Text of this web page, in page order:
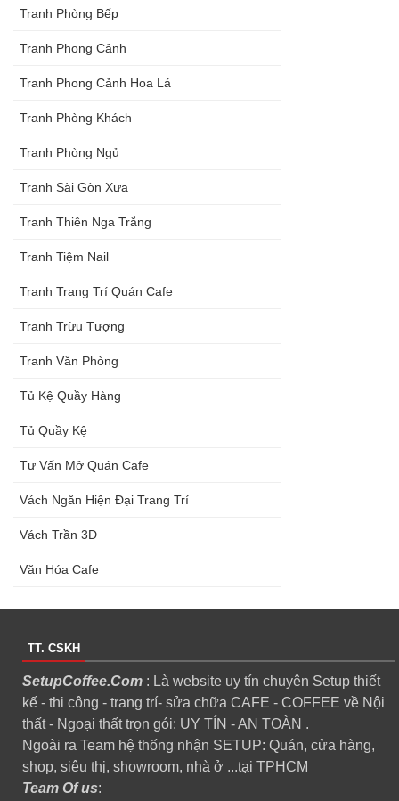
Tranh Phòng Bếp
Tranh Phong Cảnh
Tranh Phong Cảnh Hoa Lá
Tranh Phòng Khách
Tranh Phòng Ngủ
Tranh Sài Gòn Xưa
Tranh Thiên Nga Trắng
Tranh Tiệm Nail
Tranh Trang Trí Quán Cafe
Tranh Trừu Tượng
Tranh Văn Phòng
Tủ Kệ Quầy Hàng
Tủ Quầy Kệ
Tư Vấn Mở Quán Cafe
Vách Ngăn Hiện Đại Trang Trí
Vách Trần 3D
Văn Hóa Cafe
TT. CSKH
SetupCoffee.Com : Là website uy tín chuyên Setup thiết
kế - thi công - trang trí- sửa chữa CAFE - COFFEE về Nội
thất - Ngoại thất trọn gói: UY TÍN - AN TOÀN .
Ngoài ra Team hệ thống nhận SETUP: Quán, cửa hàng,
shop, siêu thị, showroom, nhà ở ...tại TPHCM
Team Of us: